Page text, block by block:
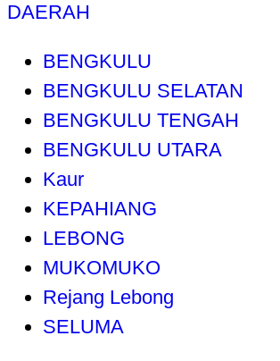
DAERAH
BENGKULU
BENGKULU SELATAN
BENGKULU TENGAH
BENGKULU UTARA
Kaur
KEPAHIANG
LEBONG
MUKOMUKO
Rejang Lebong
SELUMA